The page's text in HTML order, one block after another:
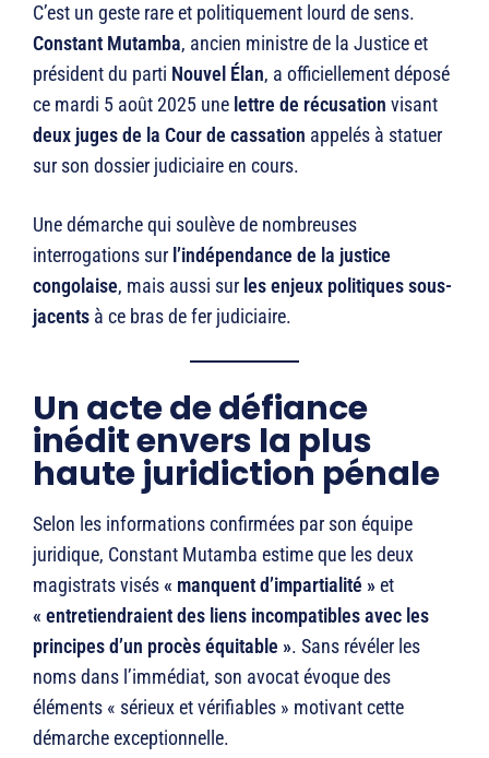
C’est un geste rare et politiquement lourd de sens.
Constant Mutamba, ancien ministre de la Justice et
président du parti Nouvel Élan, a officiellement déposé
ce mardi 5 août 2025 une lettre de récusation visant
deux juges de la Cour de cassation appelés à statuer
sur son dossier judiciaire en cours.
Une démarche qui soulève de nombreuses
interrogations sur l’indépendance de la justice
congolaise, mais aussi sur les enjeux politiques sous-
jacents à ce bras de fer judiciaire.
Un acte de défiance
inédit envers la plus
haute juridiction pénale
Selon les informations confirmées par son équipe
juridique, Constant Mutamba estime que les deux
magistrats visés« manquent d’impartialité »et
« entretiendraient des liens incompatibles avec les
principes d’un procès équitable ». Sans révéler les
noms dans l’immédiat, son avocat évoque des
éléments « sérieux et vérifiables » motivant cette
démarche exceptionnelle.